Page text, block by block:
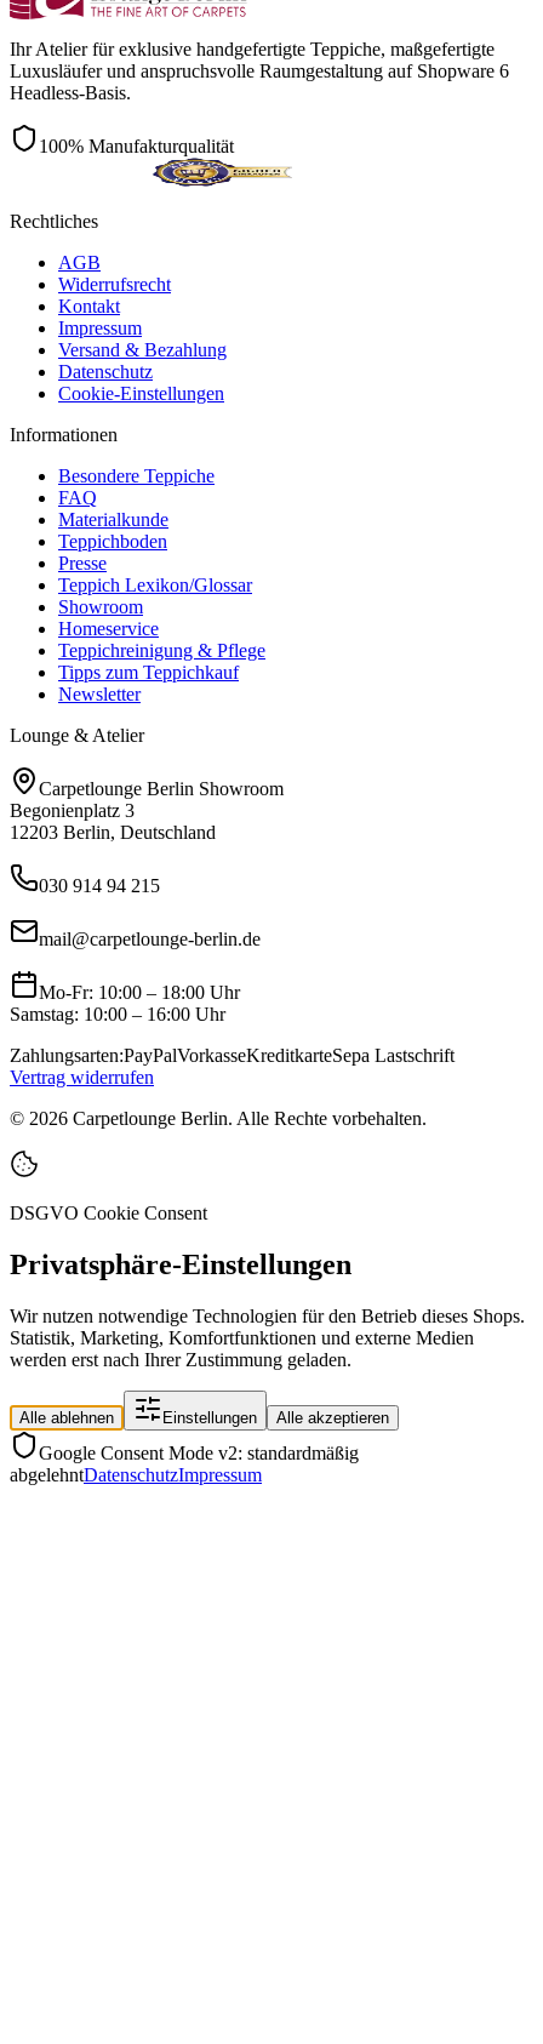
Ihr Atelier für exklusive handgefertigte Teppiche, maßgefertigte
Luxusläufer und anspruchsvolle Raumgestaltung auf Shopware 6
Headless-Basis.
100% Manufakturqualität
Rechtliches
AGB
Widerrufsrecht
Kontakt
Impressum
Versand & Bezahlung
Datenschutz
Cookie-Einstellungen
Informationen
Besondere Teppiche
FAQ
Materialkunde
Teppichboden
Presse
Teppich Lexikon/Glossar
Showroom
Homeservice
Teppichreinigung & Pflege
Tipps zum Teppichkauf
Newsletter
Lounge & Atelier
Carpetlounge Berlin Showroom
Begonienplatz 3
12203 Berlin, Deutschland
030 914 94 215
mail@carpetlounge-berlin.de
Mo-Fr: 10:00 – 18:00 Uhr
Samstag: 10:00 – 16:00 Uhr
Zahlungsarten:PayPalVorkasseKreditkarteSepa Lastschrift
Vertrag widerrufen
© 2026 Carpetlounge Berlin. Alle Rechte vorbehalten.
DSGVO Cookie Consent
Privatsphäre-Einstellungen
Wir nutzen notwendige Technologien für den Betrieb dieses Shops.
Statistik, Marketing, Komfortfunktionen und externe Medien
werden erst nach Ihrer Zustimmung geladen.
Alle ablehnen Einstellungen Alle akzeptieren
Google Consent Mode v2: standardmäßig
abgelehntDatenschutzImpressum